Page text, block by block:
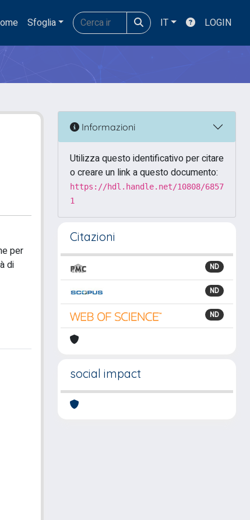
Sfoglia IT LOGIN
per
di
Informazioni
Utilizza questo identificativo per citare
o creare un link a questo documento:
https://hdl.handle.net/10808/6857
1
Citazioni
ND
ND
ND
social impact